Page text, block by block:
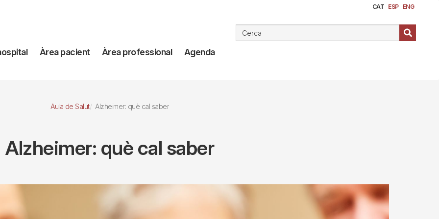
CAT ESP ENG
Àrea pacient Àrea professional Agenda
Aula de Salut Alzheimer: què cal saber
Alzheimer: què cal saber